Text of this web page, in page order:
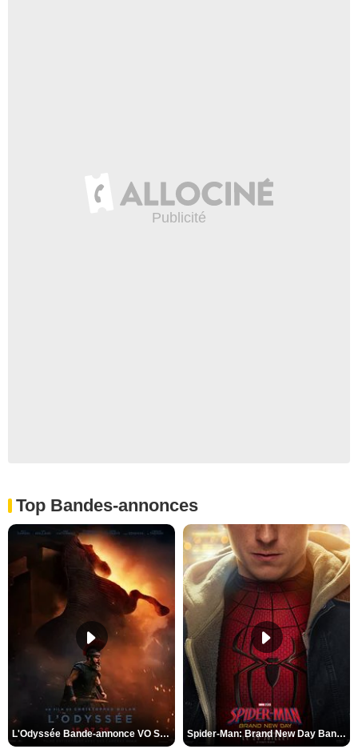
Top Bandes-annonces
L'Odyssée Bande-annonce VO STFR Spider-Man: Brand New Day Bande-annonce VO STFR